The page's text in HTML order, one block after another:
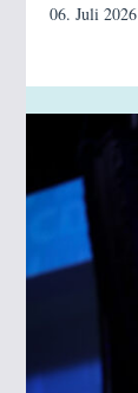
06. Juli 2026